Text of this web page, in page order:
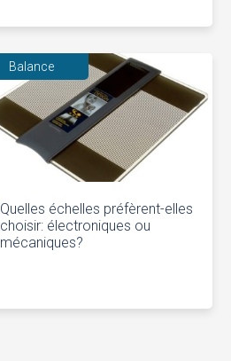
Balance
Quelles échelles préfèrent-elles
choisir: électroniques ou
mécaniques?